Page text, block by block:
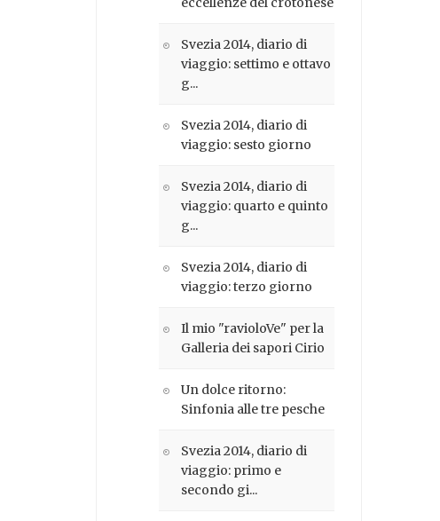
Svezia 2014, diario di
viaggio: settimo e ottavo
g...
Svezia 2014, diario di
viaggio: sesto giorno
Svezia 2014, diario di
viaggio: quarto e quinto
g...
Svezia 2014, diario di
viaggio: terzo giorno
Il mio "ravioloVe" per la
Galleria dei sapori Cirio
Un dolce ritorno:
Sinfonia alle tre pesche
Svezia 2014, diario di
viaggio: primo e
secondo gi...